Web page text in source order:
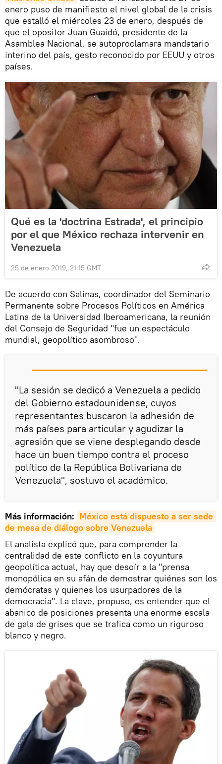
enero puso de manifiesto el nivel global de la crisis
que estalló el miércoles 23 de enero, después de
que el opositor Juan Guaidó, presidente de la
Asamblea Nacional, se autoproclamara mandatario
interino del país, gesto reconocido por EEUU y otros
países.
Qué es la 'doctrina Estrada', el principio
por el que México rechaza intervenir en
Venezuela
25 de enero 2019, 21:15 GMT
De acuerdo con Salinas, coordinador del Seminario
Permanente sobre Procesos Políticos en América
Latina de la Universidad Iberoamericana, la reunión
del Consejo de Seguridad "fue un espectáculo
mundial, geopolítico asombroso".
"La sesión se dedicó a Venezuela a pedido
del Gobierno estadounidense, cuyos
representantes buscaron la adhesión de
más países para articular y agudizar la
agresión que se viene desplegando desde
hace un buen tiempo contra el proceso
político de la República Bolivariana de
Venezuela", sostuvo el académico.
Más información: México está dispuesto a ser sede
de mesa de diálogo sobre Venezuela
El analista explicó que, para comprender la
centralidad de este conflicto en la coyuntura
geopolítica actual, hay que desoír a la "prensa
monopólica en su afán de demostrar quiénes son los
demócratas y quienes los usurpadores de la
democracia". La clave, propuso, es entender que el
abanico de posiciones presenta una enorme escala
de gala de grises que se trafica como un riguroso
blanco y negro.